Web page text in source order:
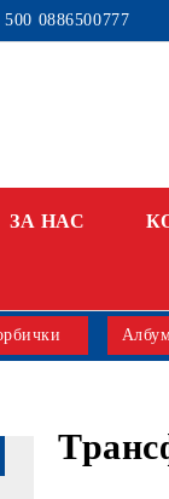
0886500777
ЗА НАС